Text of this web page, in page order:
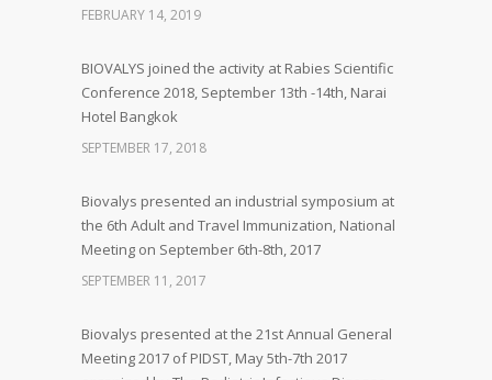
FEBRUARY 14, 2019
BIOVALYS joined the activity at Rabies Scientific
Conference 2018, September 13th -14th, Narai
Hotel Bangkok
SEPTEMBER 17, 2018
Biovalys presented an industrial symposium at
the 6th Adult and Travel Immunization, National
Meeting on September 6th-8th, 2017
SEPTEMBER 11, 2017
Biovalys presented at the 21st Annual General
Meeting 2017 of PIDST, May 5th-7th 2017